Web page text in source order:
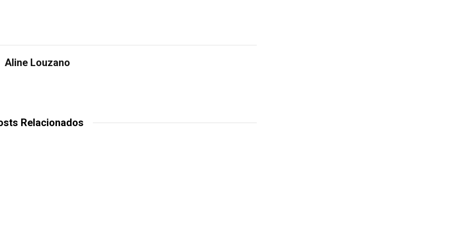
Aline Louzano
Relacionados